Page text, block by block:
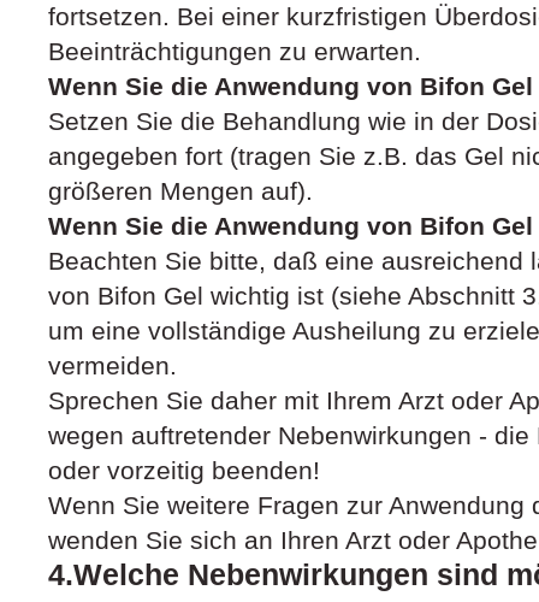
fortsetzen. Bei einer kurzfristigen
Beeinträchtigungen zu erwarten.
Wenn Sie die Anwendung von Bifon
Setzen Sie die Behandlung wie in der
angegeben fort (tragen Sie z.B. das Gel
größeren Mengen auf).
Wenn Sie die Anwendung von Bifon
Beachten Sie bitte, daß eine ausreichend
von Bifon Gel wichtig ist (siehe Abschnitt
um eine vollständige Ausheilung zu
vermeiden.
Sprechen Sie daher mit Ihrem Arzt oder
wegen auftretender Nebenwirkungen -
oder vorzeitig beenden!
Wenn Sie weitere Fragen zur Anwendung
wenden Sie sich an Ihren Arzt oder
4.Welche Nebenwirkungen sind